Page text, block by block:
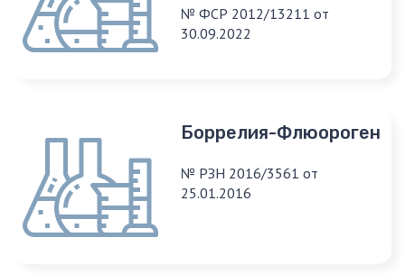
№ ФСР 2012/13211 от
30.09.2022
Боррелия-Флюороген
№ РЗН 2016/3561 от
25.01.2016